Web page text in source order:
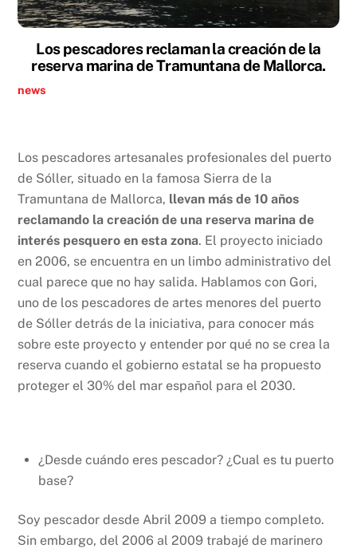
Los pescadores reclaman la creación de la
reserva marina de Tramuntana de Mallorca.
news
Los pescadores artesanales profesionales del puerto
de Sóller, situado en la famosa Sierra de la
Tramuntana de Mallorca, llevan más de 10 años
reclamando la creación de una reserva marina de
interés pesquero en esta zona. El proyecto iniciado
en 2006, se encuentra en un limbo administrativo del
cual parece que no hay salida. Hablamos con Gori,
uno de los pescadores de artes menores del puerto
de Sóller detrás de la iniciativa, para conocer más
sobre este proyecto y entender por qué no se crea la
reserva cuando el gobierno estatal se ha propuesto
proteger el 30% del mar español para el 2030.
¿Desde cuándo eres pescador? ¿Cual es tu puerto
base?
Soy pescador desde Abril 2009 a tiempo completo.
Sin embargo, del 2006 al 2009 trabajé de marinero